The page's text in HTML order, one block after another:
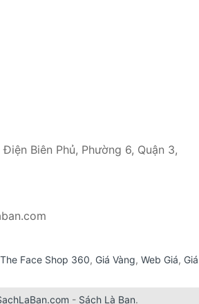
Điện Biên Phủ, Phường 6, Quận 3,
The Face Shop 360, Giá Vàng, Web Giá, Giá
- Sách Là Bạn.